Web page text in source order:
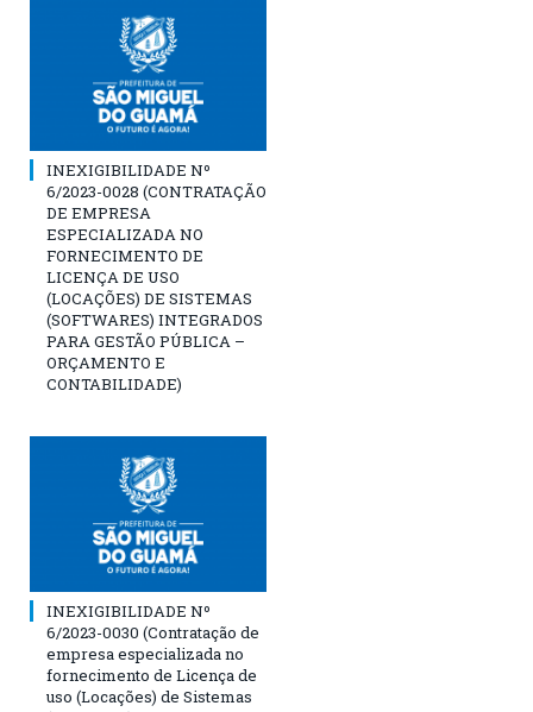
INEXIGIBILIDADE Nº
6/2023-0028 (CONTRATAÇÃO
DE EMPRESA
ESPECIALIZADA NO
FORNECIMENTO DE
LICENÇA DE USO
(LOCAÇÕES) DE SISTEMAS
(SOFTWARES) INTEGRADOS
PARA GESTÃO PÚBLICA –
ORÇAMENTO E
CONTABILIDADE)
INEXIGIBILIDADE Nº
6/2023-0030 (Contratação de
empresa especializada no
fornecimento de Licença de
uso (Locações) de Sistemas